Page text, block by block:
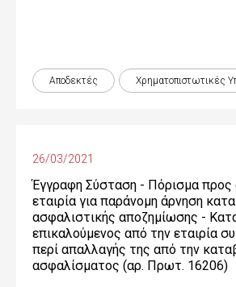
Αποδεκτές Χρηματοπιστωτικές
26/03/2021
Έγγραφη Σύσταση - Πόρισμα προς
εταιρία για παράνομη άρνηση
ασφαλιστικής αποζημίωσης -
επικαλούμενος από την εταιρία
περί απαλλαγής της από την
ασφαλίσματος (αρ. Πρωτ. 16206)